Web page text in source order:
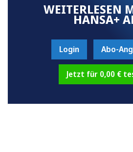
WEITERLESEN
HANSA+
Login Abo-
Jetzt für 0,00 €